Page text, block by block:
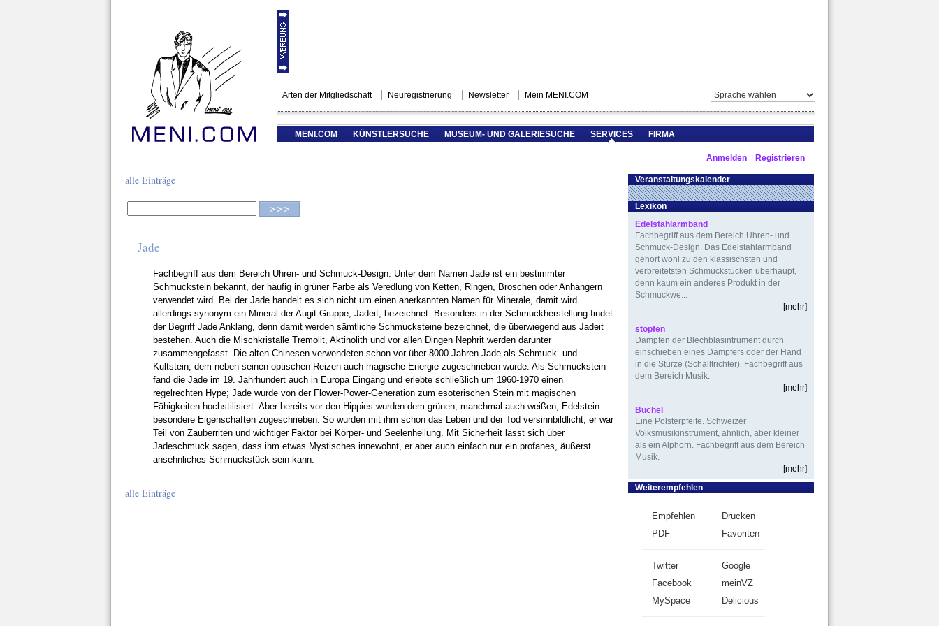
Arten der Mitgliedschaft Neuregistrierung Newsletter Mein MENI.COM
MENI.COM KÜNSTLERSUCHE MUSEUM- UND GALERIESUCHE SERVICES FIRMA
Anmelden Registrieren
alle Einträge
Jade
Fachbegriff aus dem Bereich Uhren- und Schmuck-Design. Unter dem Namen Jade ist ein bestimmter
Schmuckstein bekannt, der häufig in grüner Farbe als Veredlung von Ketten, Ringen, Broschen oder Anhängern
verwendet wird. Bei der Jade handelt es sich nicht um einen anerkannten Namen für Minerale, damit wird
allerdings synonym ein Mineral der Augit-Gruppe, Jadeit, bezeichnet. Besonders in der Schmuckherstellung findet
der Begriff Jade Anklang, denn damit werden sämtliche Schmucksteine bezeichnet, die überwiegend aus Jadeit
bestehen. Auch die Mischkristalle Tremolit, Aktinolith und vor allen Dingen Nephrit werden darunter
zusammengefasst. Die alten Chinesen verwendeten schon vor über 8000 Jahren Jade als Schmuck- und
Kultstein, dem neben seinen optischen Reizen auch magische Energie zugeschrieben wurde. Als Schmuckstein
fand die Jade im 19. Jahrhundert auch in Europa Eingang und erlebte schließlich um 1960-1970 einen
regelrechten Hype; Jade wurde von der Flower-Power-Generation zum esoterischen Stein mit magischen
Fähigkeiten hochstilisiert. Aber bereits vor den Hippies wurden dem grünen, manchmal auch weißen, Edelstein
besondere Eigenschaften zugeschrieben. So wurden mit ihm schon das Leben und der Tod versinnbildlicht, er war
Teil von Zauberriten und wichtiger Faktor bei Körper- und Seelenheilung. Mit Sicherheit lässt sich über
Jadeschmuck sagen, dass ihm etwas Mystisches innewohnt, er aber auch einfach nur ein profanes, äußerst
ansehnliches Schmuckstück sein kann.
alle Einträge
Veranstaltungskalender
Lexikon
Edelstahlarmband
Fachbegriff aus dem Bereich Uhren- und
Schmuck-Design. Das Edelstahlarmband
gehört wohl zu den klassischsten und
verbreitetsten Schmuckstücken überhaupt,
denn kaum ein anderes Produkt in der
Schmuckwe...
[mehr]
stopfen
Dämpfen der Blechblasintrument durch
einschieben eines Dämpfers oder der Hand
in die Stürze (Schalltrichter). Fachbegriff aus
dem Bereich Musik.
[mehr]
Büchel
Eine Polsterpfeife. Schweizer
Volksmusikinstrument, ähnlich, aber kleiner
als ein Alphorn. Fachbegriff aus dem Bereich
Musik.
[mehr]
Weiterempfehlen
Empfehlen
PDF
Drucken
Favoriten
Twitter
Facebook
MySpace
Google
meinVZ
Delicious